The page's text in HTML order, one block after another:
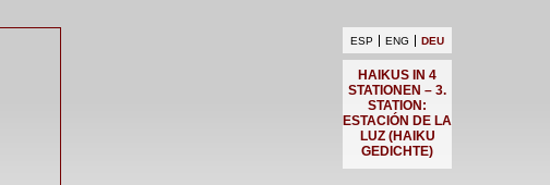
HAIKUS IN 4
STATIONEN – 3.
STATION:
ESTACIÓN DE LA
LUZ (HAIKU
GEDICHTE)
ESP ENG DEU